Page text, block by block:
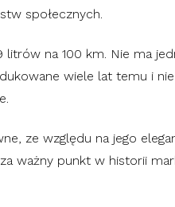
społecznych.
litrów na 100 km. Nie ma
wiele lat temu i
ze względu na jego
ważny punkt w historii